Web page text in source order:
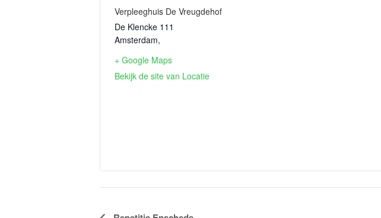
Verpleeghuis De Vreugdehof
De Klencke 111
Amsterdam,
+ Google Maps
Bekijk de site van Locatie